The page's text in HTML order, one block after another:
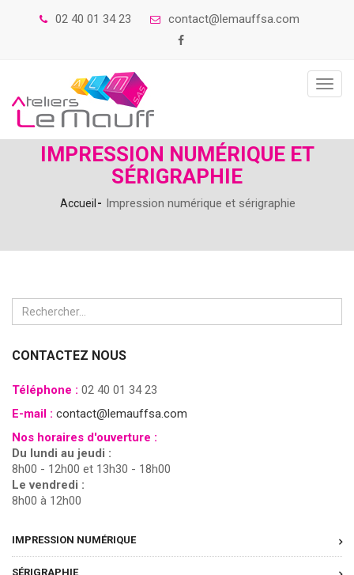
02 40 01 34 23 contact@lemauffsa.com
IMPRESSION NUMÉRIQUE ET
SÉRIGRAPHIE
Accueil Impression numérique et sérigraphie
CONTACTEZ NOUS
Téléphone : 02 40 01 34 23
E-mail : contact@lemauffsa.com
Nos horaires d'ouverture :
Du lundi au jeudi :
8h00 - 12h00 et 13h30 - 18h00
Le vendredi :
8h00 à 12h00
IMPRESSION NUMÉRIQUE
SÉRIGRAPHIE